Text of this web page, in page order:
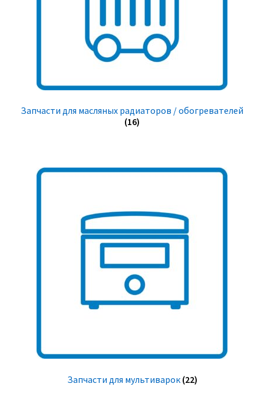
Запчасти для масляных радиаторов / обогревателей
(16)
Запчасти для мультиварок (22)